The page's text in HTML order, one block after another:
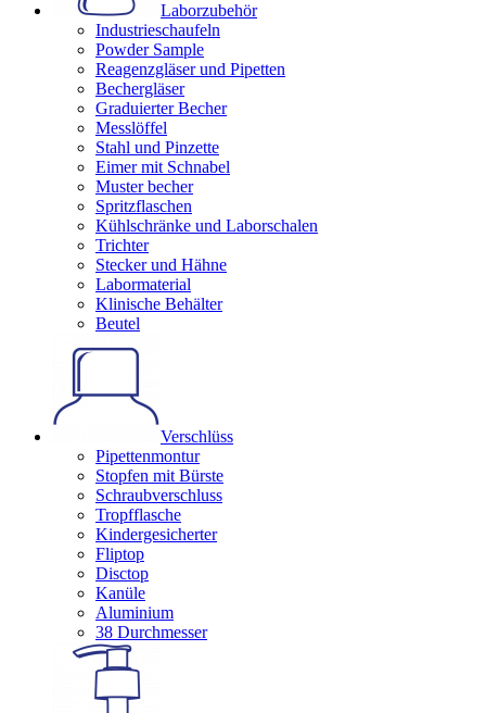
Laborzubehör
Industrieschaufeln
Powder Sample
Reagenzgläser und Pipetten
Bechergläser
Graduierter Becher
Messlöffel
Stahl und Pinzette
Eimer mit Schnabel
Muster becher
Spritzflaschen
Kühlschränke und Laborschalen
Trichter
Stecker und Hähne
Labormaterial
Klinische Behälter
Beutel
Verschlüss
Pipettenmontur
Stopfen mit Bürste
Schraubverschluss
Tropfflasche
Kindergesicherter
Fliptop
Disctop
Kanüle
Aluminium
38 Durchmesser